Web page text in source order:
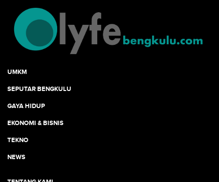
UMKM
SEPUTAR BENGKULU
GAYA HIDUP
EKONOMI & BISNIS
TEKNO
NEWS